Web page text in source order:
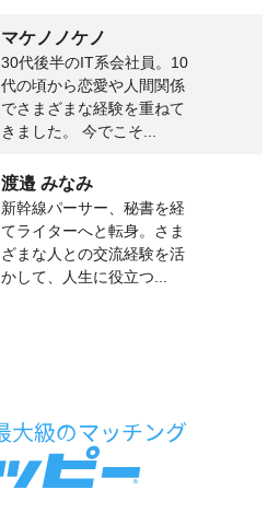
マケノノケノ
30代後半のIT系会社員。10
代の頃から恋愛や人間関係
でさまざまな経験を重ねて
きました。 今でこそ...
渡邉 みなみ
新幹線パーサー、秘書を経
てライターへと転身。さま
ざまな人との交流経験を活
かして、人生に役立つ...